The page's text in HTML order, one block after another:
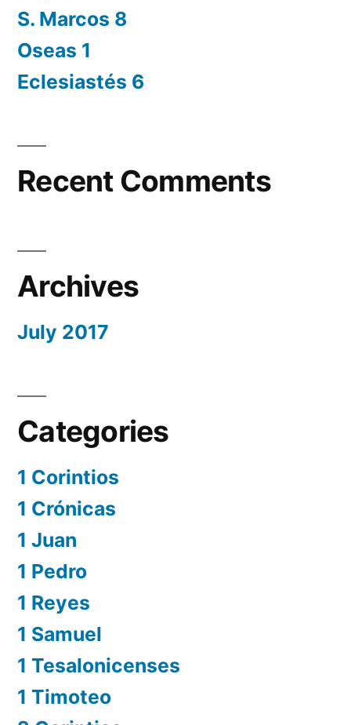
S. Marcos 8
Oseas 1
Eclesiastés 6
Recent Comments
Archives
July 2017
Categories
1 Corintios
1 Crónicas
1 Juan
1 Pedro
1 Reyes
1 Samuel
1 Tesalonicenses
1 Timoteo